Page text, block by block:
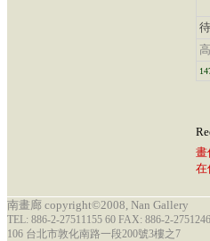
待
畫
在
南畫廊 copyright©2008, Nan Gallery
TEL: 886-2-27511155 60 FAX: 886-2-
106 台北市敦化南路一段200號3樓之7